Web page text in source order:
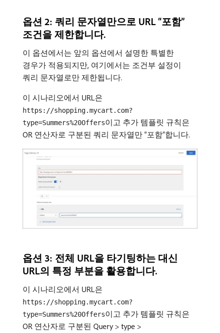
옵션 2: 쿼리 문자열만으로 URL “포함”
조건을 제한합니다.
이 옵션에서는 앞의 옵션에서 설명한 특별한
경우가 적용되지만, 여기에서는 조건부 설정이
쿼리 문자열로만 제한됩니다.
이 시나리오에서 URL은
https://shopping.mycart.com?
type=Summers%20Offers이고 추가 템플릿 규칙은
OR 연산자로 구분된 쿼리 문자열만 “포함”합니다.
옵션 3: 전체 URL을 타기팅하는 대신
URL의 특정 부분을 활용합니다.
이 시나리오에서 URL은
https://shopping.mycart.com?
type=Summers%20Offers이고 추가 템플릿 규칙은
OR 연산자로 구분된 Query > type >